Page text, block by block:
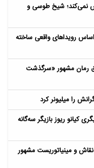
را فراموش نمی‌کند؛ شیخ طوسی و
رویداهای واقعی ساخته
رمان مشهور «سرگذشت
کیانو ریوز بازیگر سه‌گانه
و مینیاتوریست مشهور